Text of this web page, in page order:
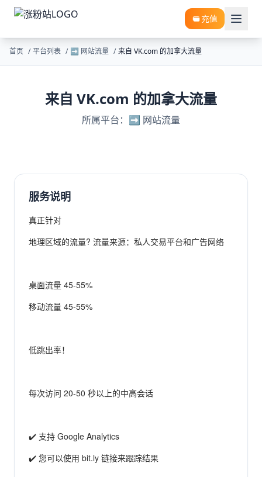
充值
首页 / 平台列表 / ➡️ 网站流量 / 来自 VK.com 的加拿大流量
来自 VK.com 的加拿大流量
所属平台：➡️ 网站流量
服务说明
真正针对
地理区域的流量? 流量来源：私人交易平台和广告网络
桌面流量 45-55%
移动流量 45-55%
低跳出率！
每次访问 20-50 秒以上的中高会话
✔️ 支持 Google Analytics
✔️ 您可以使用 bit.ly 链接来跟踪结果